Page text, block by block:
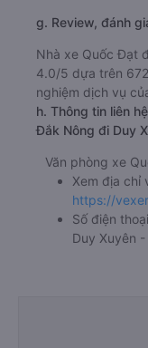
g. Review, đánh
Nhà xe Quốc Đạt
4.0/5 dựa trên
nghiệm dịch vụ
h. Thông tin liên
Đắk Nông đi Duy
Văn phòng xe
Xem địa chỉ
https://
Số điện
Duy Xuyên